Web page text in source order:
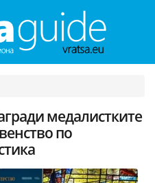
медалистките
по